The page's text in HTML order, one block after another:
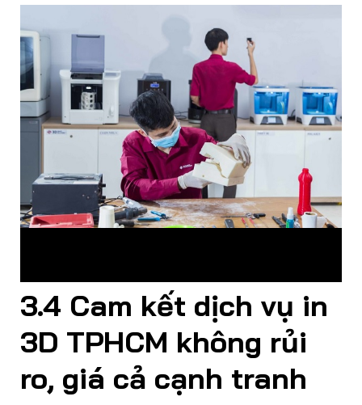
3.4 Cam kết dịch vụ in
3D TPHCM không rủi
ro, giá cả cạnh tranh